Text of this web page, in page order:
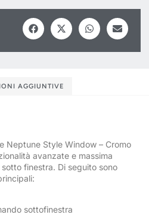
AGGIUNTIVE
Neptune Style Window – Cromo
avanzate e massima
finestra. Di seguito sono
sottofinestra